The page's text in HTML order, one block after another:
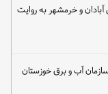
و خرمشهر به روایت
آب و برق خوزستان